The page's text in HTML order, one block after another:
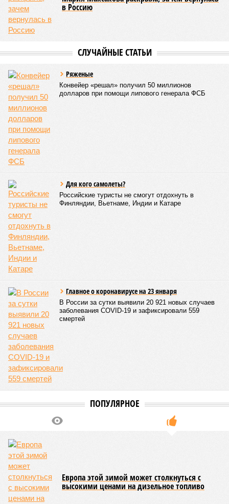
сразу девятью циклонами. Последствия оказались
невообразимыми: наводнение погребло под собой
территорию в 180 тыс. квадратных километров, что равно
областям, десятку Чуваший.
В общем, недаром события 1931-го находятся на первом
месте в списке самых смертоносных стихийных бедствий,
когда-либо происходивших на планете. Число
пострадавших в тот год достигло 53 млн человек, число
погибших, по некоторым оценкам, составило 4 миллиона.
Впрочем, для Китая подобное не в новинку. Так, в сентябре
1887 года вода прорвала многочисленные дамбы на реке
Хуанхэ и быстро залила почти весь Северный Китай, так
как местность там довольно низменная, и потоп просто не
целые города. Водой залило 130 тыс. квадратных
километров (а это больше территорий Оренбургской или
Кировской областей), 2 млн человек остались без крова,
ещё столько же погибли в результате спровоцированной
катастрофой пандемии.
Третье место по кровожадности в рейтинге стихийных
бедствий занимает смертоносный циклон Бхола 1970 года,
ставший самым мощным среди себе подобных за всю
историю наблюдений. Он поразил территории современной
индийского штата Западная Бенгалия. Шторма унесли
жизни полумиллиона человек.
Кажется, стремящаяся сохранить свою чистоту природа
что-то знала о том, какие именно страны станут со
временем самыми «грязными» в плане производств, и
планомерно подтачивала их демографию. А как ещё
объяснить то, что в топ-10 природных катастроф почти все
места занимают бедствия, разразившиеся в Индии,
Европу подобные катастрофы никогда не затрагивали,
здесь беды были другими, включая массовый голод и
масштабные эпидемии вроде бубонной чумы (200 млн
100 млн погибших во всём мире).
Когда земля – дыбом
Но это дела давно минувших дней. А что нам ждать в
дальнейшем? Авторы энциклопедии A-Z Animals,
основываясь на современных научных исследованиях и